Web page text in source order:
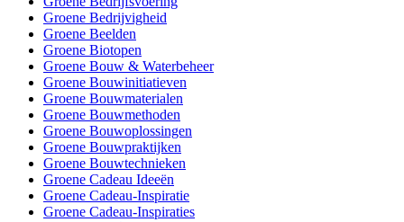
Groene Bedrijvigheid
Groene Beelden
Groene Biotopen
Groene Bouw & Waterbeheer
Groene Bouwinitiatieven
Groene Bouwmaterialen
Groene Bouwmethoden
Groene Bouwoplossingen
Groene Bouwpraktijken
Groene Bouwtechnieken
Groene Cadeau Ideeën
Groene Cadeau-Inspiratie
Groene Cadeau-Inspiraties